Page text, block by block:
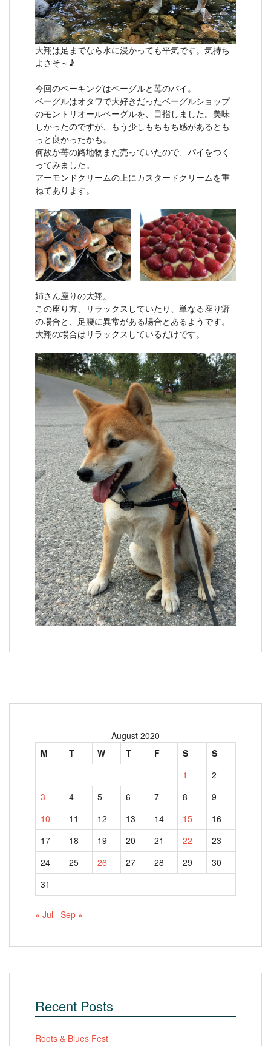
大翔は足までなら水に浸かっても平気です。気持ち
よさそ～♪
今回のベーキングはベーグルと苺のパイ。
ベーグルはオタワで大好きだったベーグルショップ
のモントリオールベーグルを、目指しました。美味
しかったのですが、もう少しもちもち感があるとも
っと良かったかも。
何故か苺の路地物まだ売っていたので、パイをつく
ってみました。
アーモンドクリームの上にカスタードクリームを重
ねてあります。
姉さん座りの大翔。
この座り方、リラックスしていたり、単なる座り癖
の場合と、足腰に異常がある場合とあるようです。
大翔の場合はリラックスしているだけです。
August 2020
M
T W T F S
S
1
2
3
4 5 6 7 8
9
10
11 12 13 14 15
16
17
18 19 20 21 22
23
24
25 26 27 28 29
30
31
« Jul Sep »
Recent Posts
Roots & Blues Fest